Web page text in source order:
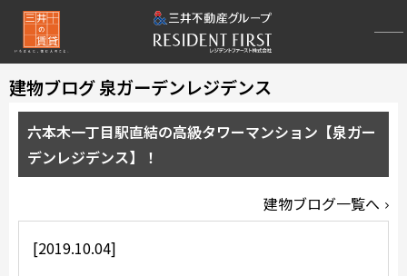
建物ブログ 泉ガーデンレジデンス
六本木一丁目駅直結の高級タワーマンション【泉ガー
デンレジデンス】！
建物ブログ一覧へ
[2019.10.04]